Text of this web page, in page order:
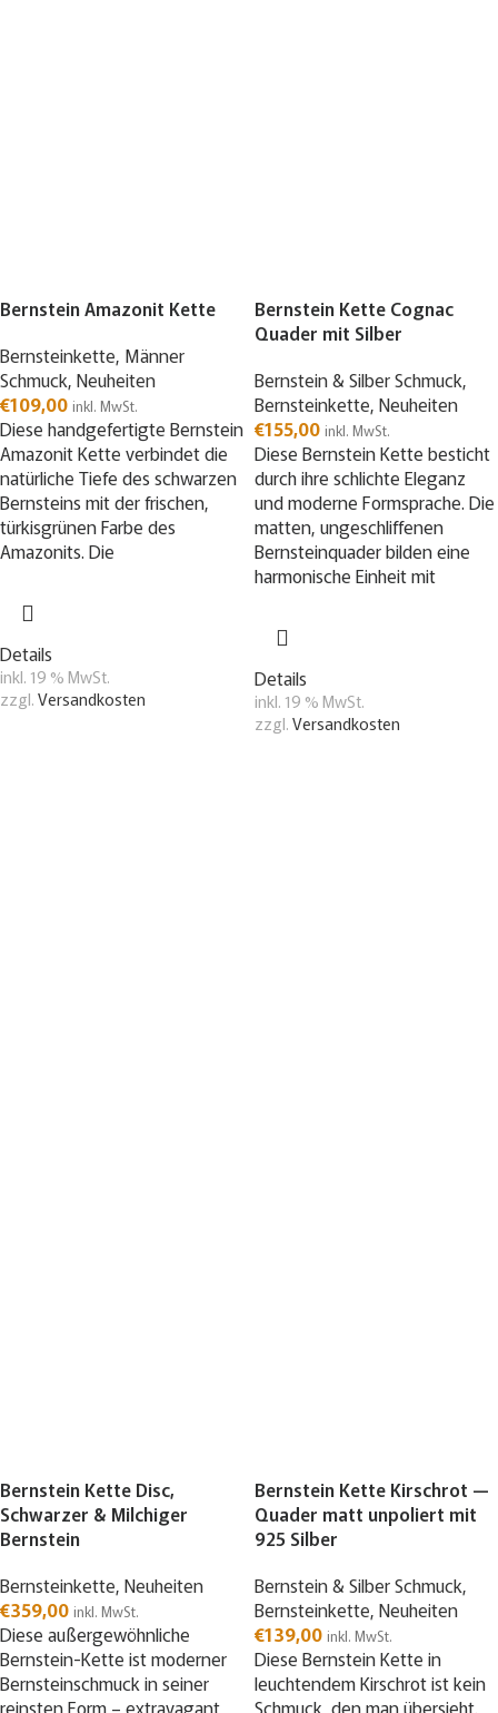
Bernstein Amazonit Kette
Bernsteinkette, Männer
Schmuck, Neuheiten
€109,00 inkl. MwSt.
Diese handgefertigte Bernstein
Amazonit Kette verbindet die
natürliche Tiefe des schwarzen
Bernsteins mit der frischen,
türkisgrünen Farbe des
Amazonits. Die
Details
inkl. 19 % MwSt.
zzgl.Versandkosten
Bernstein Kette Cognac
Quader mit Silber
Bernstein & Silber Schmuck,
Bernsteinkette, Neuheiten
€155,00 inkl. MwSt.
Diese Bernstein Kette besticht
durch ihre schlichte Eleganz
und moderne Formsprache. Die
matten, ungeschliffenen
Bernsteinquader bilden eine
harmonische Einheit mit
Details
inkl. 19 % MwSt.
zzgl.Versandkosten
Bernstein Kette Disc,
Schwarzer & Milchiger
Bernstein
Bernsteinkette, Neuheiten
€359,00 inkl. MwSt.
Diese außergewöhnliche
Bernstein-Kette ist moderner
Bernsteinschmuck in seiner
reinsten Form – extravagant,
Bernstein Kette Kirschrot —
Quader matt unpoliert mit
925 Silber
Bernstein & Silber Schmuck,
Bernsteinkette, Neuheiten
€139,00 inkl. MwSt.
Diese Bernstein Kette in
leuchtendem Kirschrot ist kein
Schmuck, den man übersieht.